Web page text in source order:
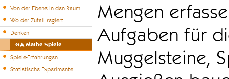
Von der Ebene in den Raum
Wo der Zufall regiert
Denken
GA Mathe-Spiele
Spiele-Erfahrungen
Statistische Experimente
Mengen
Aufgaben für
Muggelsteine,